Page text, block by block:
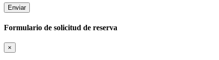
Formulario de solicitud de reserva
×